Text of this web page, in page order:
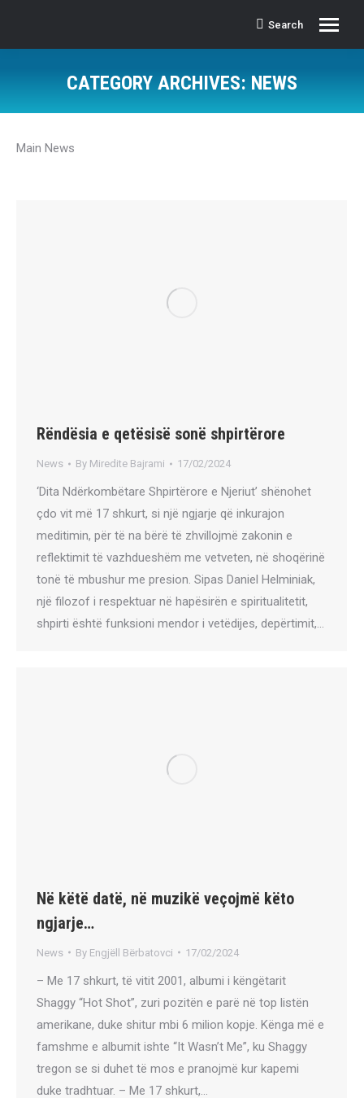
Search:
Search
CATEGORY ARCHIVES: NEWS
Main News
Rëndësia e qetësisë sonë shpirtërore
News By Miredite Bajrami 17/02/2024
‘Dita Ndërkombëtare Shpirtërore e Njeriut’ shënohet
çdo vit më 17 shkurt, si një ngjarje që inkurajon
meditimin, për të na bërë të zhvillojmë zakonin e
reflektimit të vazhdueshëm me vetveten, në shoqërinë
tonë të mbushur me presion. Sipas Daniel Helminiak,
një filozof i respektuar në hapësirën e spiritualitetit,
shpirti është funksioni mendor i vetëdijes, depërtimit,…
Në këtë datë, në muzikë veçojmë këto
ngjarje…
News By Engjëll Bërbatovci 17/02/2024
– Me 17 shkurt, të vitit 2001, albumi i këngëtarit
Shaggy “Hot Shot”, zuri pozitën e parë në top listën
amerikane, duke shitur mbi 6 milion kopje. Kënga më e
famshme e albumit ishte “It Wasn’t Me”, ku Shaggy
tregon se si duhet të mos e pranojmë kur kapemi
duke tradhtuar. – Me 17 shkurt,…